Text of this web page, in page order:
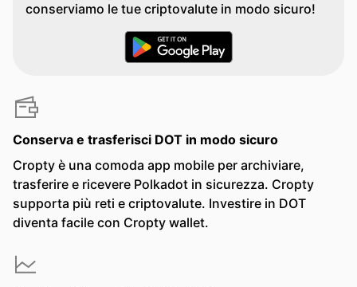
conserviamo le tue criptovalute in modo sicuro!
Conserva e trasferisci DOT in modo sicuro
Cropty è una comoda app mobile per archiviare,
trasferire e ricevere Polkadot in sicurezza. Cropty
supporta più reti e criptovalute. Investire in DOT
diventa facile con Cropty wallet.